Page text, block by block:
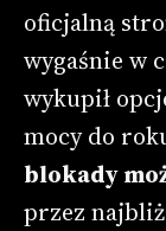
oficjalną
wygaśnie w
wykupił
mocy do
blokady
przez